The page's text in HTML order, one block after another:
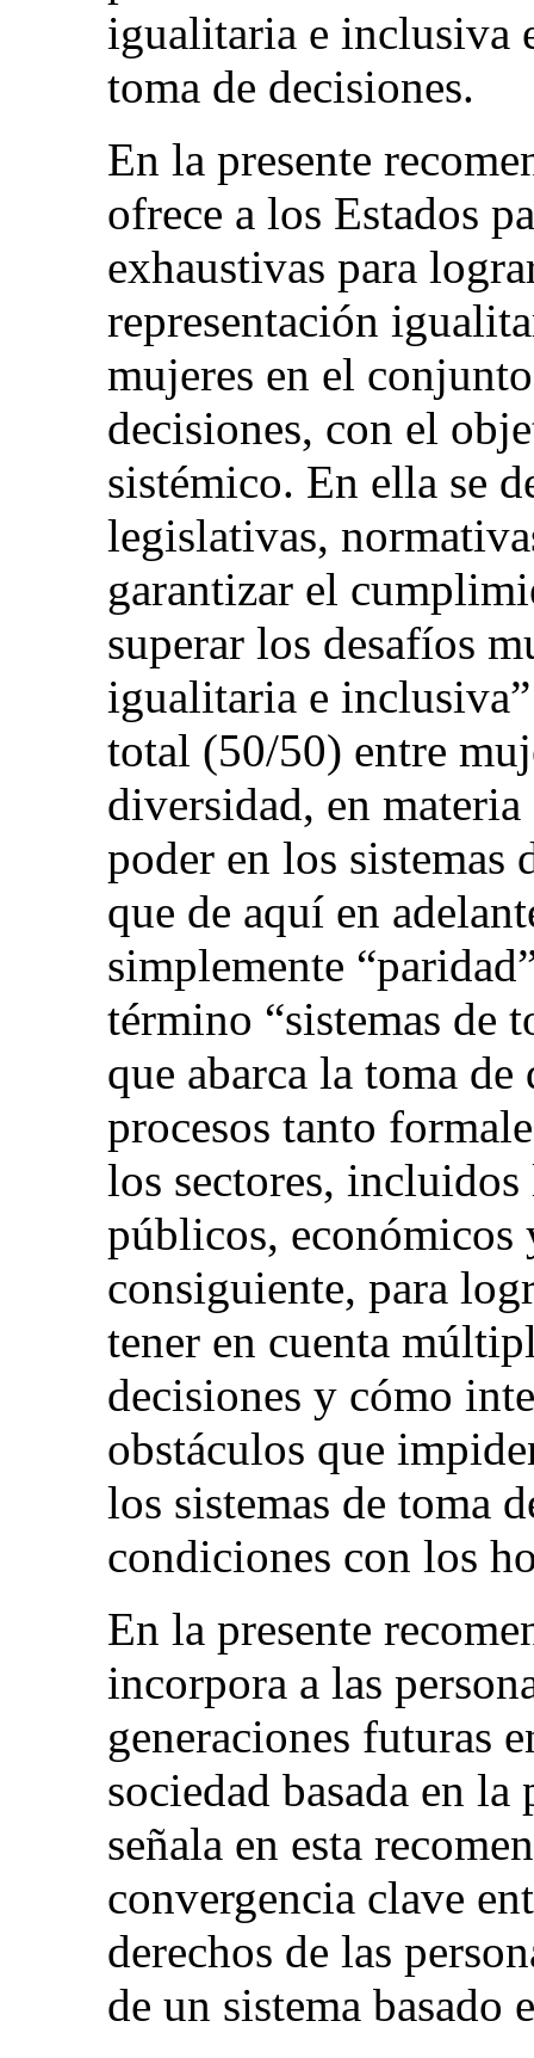
igualitaria e inclusiva
toma de decisiones.
En la presente
ofrece a los Estados
exhaustivas para
representación
mujeres en el
decisiones, con el
sistémico. En ella se
legislativas,
garantizar el
superar los desafíos
igualitaria e
total (50/50) entre
diversidad, en
poder en los sistemas
que de aquí en
simplemente
término “sistemas de
que abarca la toma de
procesos tanto
los sectores,
públicos, económicos
consiguiente, para
tener en cuenta
decisiones y cómo
obstáculos que
los sistemas de toma
condiciones con los
En la presente
incorpora a las
generaciones futuras
sociedad basada en
señala en esta
convergencia clave
derechos de las
de un sistema basado